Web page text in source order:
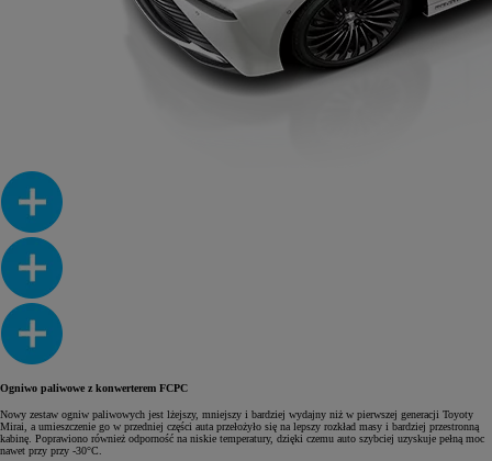
Ogniwo paliwowe z konwerterem FCPC
Nowy zestaw ogniw paliwowych jest lżejszy, mniejszy i bardziej wydajny niż w pierwszej generacji Toyoty
Mirai, a umieszczenie go w przedniej części auta przełożyło się na lepszy rozkład masy i bardziej przestronną
kabinę. Poprawiono również odporność na niskie temperatury, dzięki czemu auto szybciej uzyskuje pełną moc
nawet przy przy -30°C.